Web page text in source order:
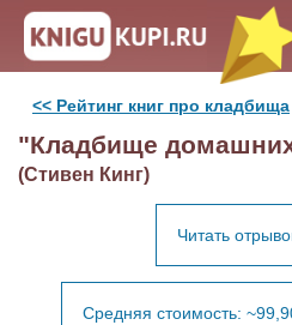
<< Рейтинг книг про кладбища
"Кладбище
(Стивен Кинг)
Читать
Средняя стоимость: